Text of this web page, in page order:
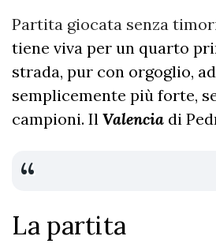
Partita giocata senza
tiene viva per un quarto
strada, pur con orgoglio,
semplicemente più forte,
campioni. Il Valencia di
La partita